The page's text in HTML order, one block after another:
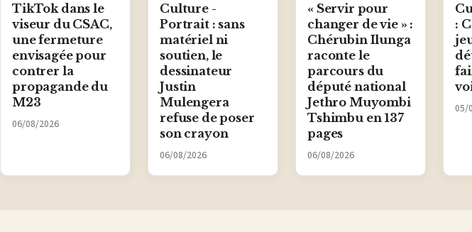
TikTok dans le
viseur du CSAC,
une fermeture
envisagée pour
contrer la
propagande du
M23
06/08/2026
Culture -
Portrait : sans
matériel ni
soutien, le
dessinateur
Justin
Mulengera
refuse de poser
son crayon
06/08/2026
« Servir pour
changer de vie » :
Chérubin Ilunga
raconte le
parcours du
député national
Jethro Muyombi
Tshimbu en 137
pages
06/08/2026
:
05/